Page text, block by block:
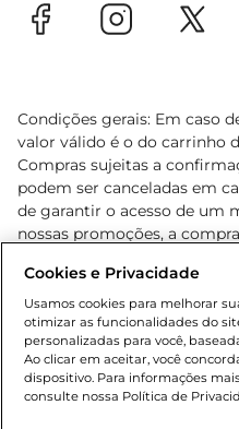
Condições gerais: Em caso
valor válido é o do carrinho
Compras sujeitas a
podem ser canceladas em
de garantir o acesso de um
nossas promoções, a
cliente. Os preços, ofertas e
o e-commerce e válidos
sofrer alterações sem
de bebidas alcoólicas para
Lei n.º 8069/90, art. 81,
Adolescente). Preços e
Cookies e Privacidade
Usamos cookies para melhorar
otimizar as funcionalidades do
personalizadas para você,
Ao clicar em aceitar, você
dispositivo. Para informações
consulte nossa Política de